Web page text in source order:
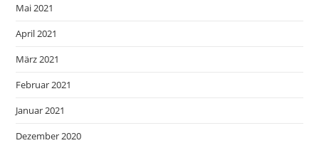
Mai 2021
April 2021
März 2021
Februar 2021
Januar 2021
Dezember 2020